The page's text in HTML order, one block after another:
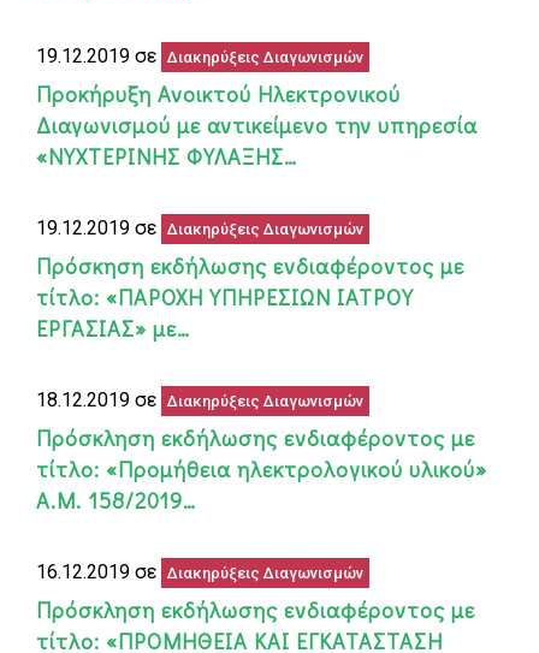
19.12.2019 σε Διακηρύξεις Διαγωνισμών
Προκήρυξη Ανοικτού Ηλεκτρονικού
Διαγωνισμού με αντικείμενο την υπηρεσία
«ΝΥΧΤΕΡΙΝΗΣ ΦΥΛΑΞΗΣ…
19.12.2019 σε Διακηρύξεις Διαγωνισμών
Πρόσκηση εκδήλωσης ενδιαφέροντος με
τίτλο: «ΠΑΡΟΧΗ ΥΠΗΡΕΣΙΩΝ ΙΑΤΡΟΥ
ΕΡΓΑΣΙΑΣ» με…
18.12.2019 σε Διακηρύξεις Διαγωνισμών
Πρόσκληση εκδήλωσης ενδιαφέροντος με
τίτλο: «Προμήθεια ηλεκτρολογικού υλικού»
Α.Μ. 158/2019…
16.12.2019 σε Διακηρύξεις Διαγωνισμών
Πρόσκληση εκδήλωσης ενδιαφέροντος με
τίτλο: «ΠΡΟΜΗΘΕΙΑ ΚΑΙ ΕΓΚΑΤΑΣΤΑΣΗ